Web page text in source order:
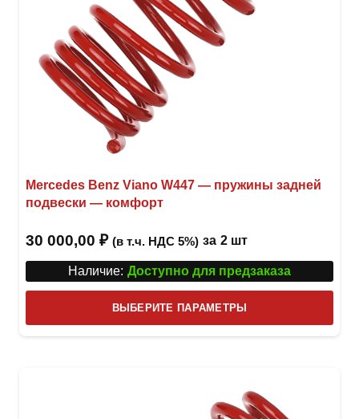
Mercedes Benz Viano W447 — пружины задней
подвески — комфорт
30 000,00 ₽ (в т.ч. НДС 5%) за 2 шт
Наличие: Доступно для предзаказа
ВЫБЕРИТЕ ПАРАМЕТРЫ
товар